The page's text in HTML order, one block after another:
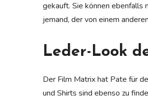
gekauft. Sie können ebenfalls
jemand, der von einem
Leder-Look
Der Film Matrix hat Pate für
und Shirts sind ebenso zu